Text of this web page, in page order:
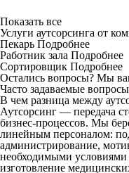
Показать все
Услуги аутсорсинга от
Пекарь Подробнее
Работник зала Подробнее
Сортировщик Подробнее
Остались вопросы? Мы
Часто задаваемые вопросы
В чем разница между
Аутсорсинг — передача
бизнес-процессов. Мы
линейным персоналом:
администрирование,
необходимыми условиями
изготовление